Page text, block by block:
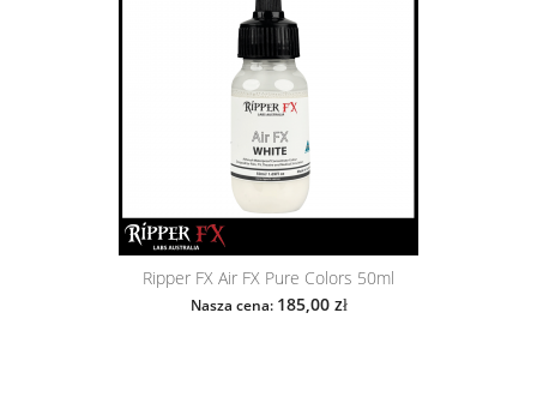
Ripper FX Air FX Pure Colors 50ml
Nasza cena: 185,00 zł